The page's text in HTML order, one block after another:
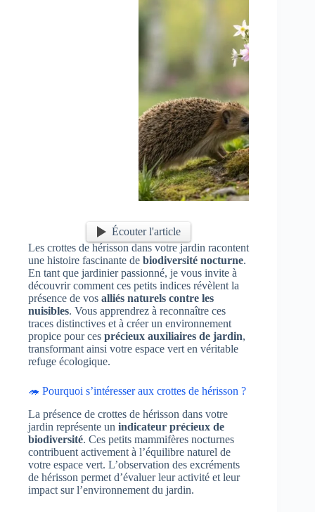
Écouter l'article
Les crottes de hérisson dans votre jardin racontent
une histoire fascinante de biodiversité nocturne.
En tant que jardinier passionné, je vous invite à
découvrir comment ces petits indices révèlent la
présence de vos alliés naturels contre les
nuisibles. Vous apprendrez à reconnaître ces
traces distinctives et à créer un environnement
propice pour ces précieux auxiliaires de jardin,
transformant ainsi votre espace vert en véritable
refuge écologique.
🦔 Pourquoi s’intéresser aux crottes de hérisson ?
La présence de crottes de hérisson dans votre
jardin représente un indicateur précieux de
biodiversité. Ces petits mammifères nocturnes
contribuent activement à l’équilibre naturel de
votre espace vert. L’observation des excréments
de hérisson permet d’évaluer leur activité et leur
impact sur l’environnement du jardin.